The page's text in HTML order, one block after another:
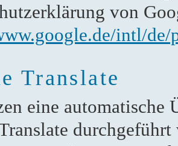
von
intl/
Translate
eine automatische